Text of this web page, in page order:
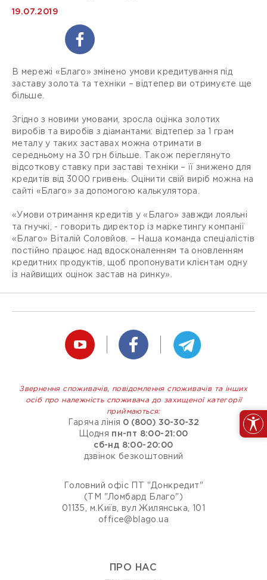
19.07.2019
В мережі «Благо» змінено умови кредитування під
заставу золота та техніки – відтепер ви отримуєте ще
більше.
Згідно з новими умовами, зросла оцінка золотих
виробів та виробів з діамантами: відтепер за 1 грам
металу у таких заставах можна отримати в
середньому на 30 грн більше. Також переглянуто
відсоткову ставку при заставі техніки – її знижено для
кредитів від 3000 гривень. Оцінити свій виріб можна на
сайті «Благо» за допомогою калькулятора.
«Умови отримання кредитів у «Благо» завжди лояльні
та гнучкі, - говорить директор із маркетингу компанії
«Благо» Віталій Соловйов. – Наша команда спеціалістів
постійно працює над вдосконаленням та оновленням
кредитних продуктів, щоб пропонувати клієнтам одну
із найвищих оцінок застав на ринку».
Звернення споживачів, повідомлення споживачів та інших
осіб про належність споживача до захищеної категорії
приймаються:
Гаряча лінія 0 (800) 30-30-32
Щодня пн-пт 8:00-21:00
сб-нд 8:00-20:00
дзвінок безкоштовний
Головний офіс ПТ "Донкредит"
(ТМ "Ломбард Благо")
01135, м.Київ, вул Жилянська, 101
office@blago.ua
ПРО НАС